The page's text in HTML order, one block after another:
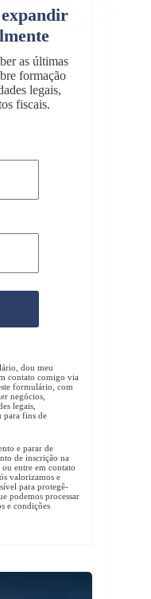
expandir
as últimas
formação
legais,
fiscais.
dou meu
contato comigo via
formulário, com
negócios,
legais,
para fins de
e parar de
de inscrição na
entre em contato
valorizamos e
para protegê-
podemos processar
e condições